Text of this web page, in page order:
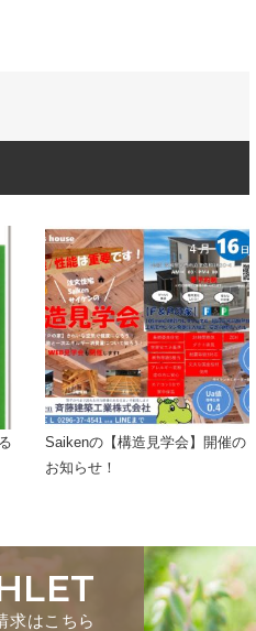
Saikenの【構造見学会】開催の
お知らせ！
求はこちら